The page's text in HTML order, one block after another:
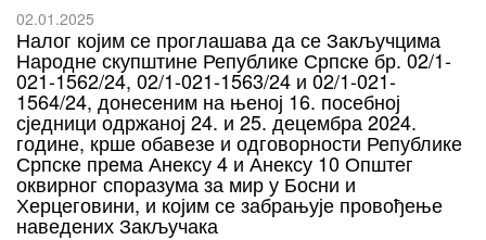
02.01.2025
Налог којим се проглашава да се Закључцима
Народне скупштине Републике Српске бр. 02/1-
021-1562/24, 02/1-021-1563/24 и 02/1-021-
1564/24, донесеним на њеној 16. посебној
сједници одржаној 24. и 25. децембра 2024.
године, крше обавезе и одговорности Републике
Српске према Анексу 4 и Анексу 10 Општег
оквирног споразума за мир у Босни и
Херцеговини, и којим се забрањује провођење
наведених Закључака